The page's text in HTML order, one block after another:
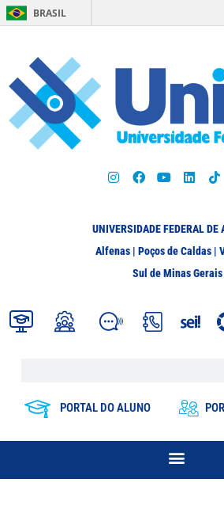
BRASIL
UNIVERSIDADE FEDERAL DE
Alfenas | Poços de Caldas |
Sul de Minas Gerais
PORTAL DO ALUNO